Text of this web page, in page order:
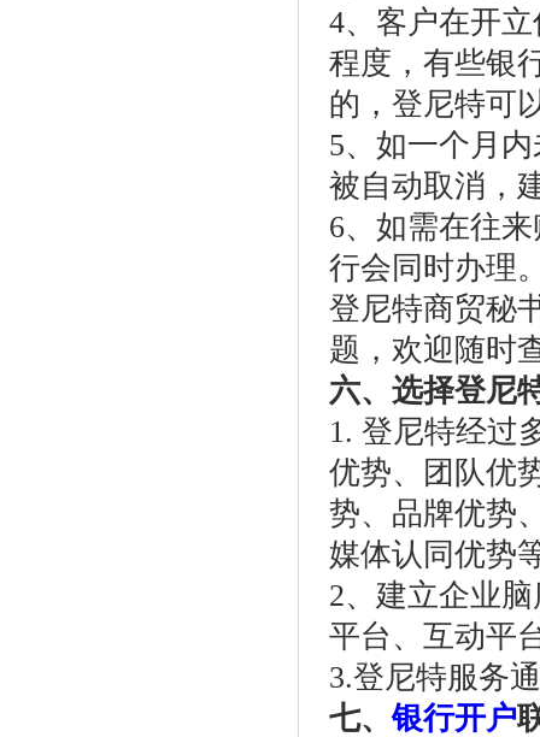
4、客户在开
程度，有些银
的，登尼特可
5、如一个月
被自动取消，
6、如需在往
行会同时办理
登尼特商贸秘
题，欢迎随时
六、选择登尼
1. 登尼特经过
优势、团队优
势、品牌优势
媒体认同优势
2、建立企业
平台、互动平
3.登尼特服务
七、银行开户